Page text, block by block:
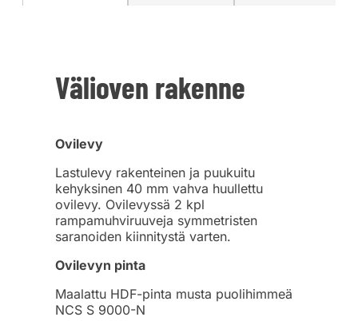
Välioven rakenne
Ovilevy
Lastulevy rakenteinen ja puukuitu
kehyksinen 40 mm vahva huullettu
ovilevy. Ovilevyssä 2 kpl
rampamuhviruuveja symmetristen
saranoiden kiinnitystä varten.
Ovilevyn pinta
Maalattu HDF-pinta musta puolihimmeä
NCS S 9000-N